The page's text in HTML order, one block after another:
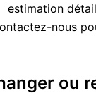
estimation
nous
ou